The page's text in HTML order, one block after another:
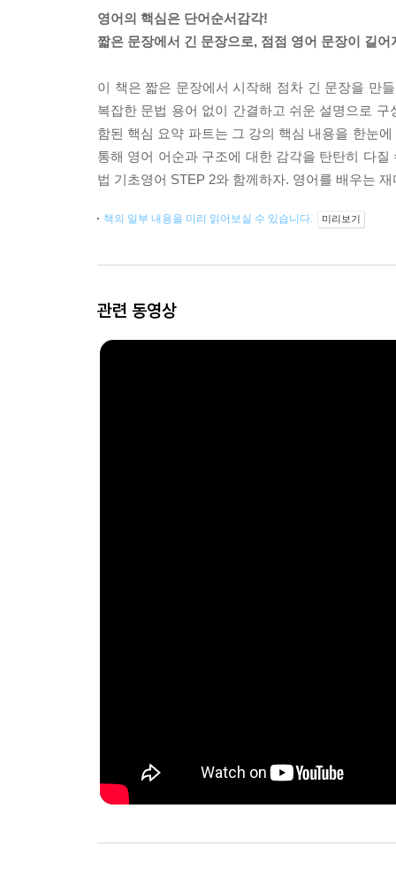
영어의 핵심은 단어순서감각!
짧은 문장에서 긴 문장으로, 점점 영어 문장이 길
이 책은 짧은 문장에서 시작해 점차 긴 문장을 만
복잡한 문법 용어 없이 간결하고 쉬운 설명으로
함된 핵심 요약 파트는 그 강의 핵심 내용을 한눈
통해 영어 어순과 구조에 대한 감각을 탄탄히 다
법 기초영어 STEP 2와 함께하자. 영어를 배우는
책의 일부 내용을 미리 읽어보실 수 있습니다. 미리보기
관련 동영상